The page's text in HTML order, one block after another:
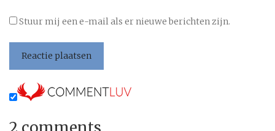
Stuur mij een e-mail als er nieuwe berichten zijn.